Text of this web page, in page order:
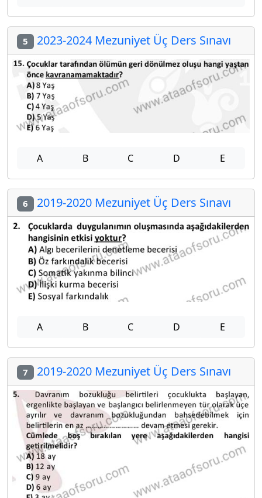
5 2023-2024 Mezuniyet Üç Ders Sınavı
A B C D E
6 2019-2020 Mezuniyet Üç Ders Sınavı
A B C D E
7 2019-2020 Mezuniyet Üç Ders Sınavı